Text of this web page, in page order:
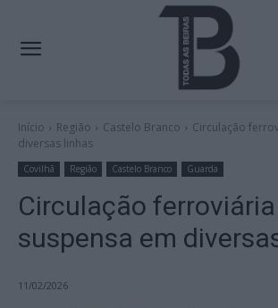
Início Região Castelo Branco
Circulação
diversas linhas
Covilhã Região Castelo Branco Guarda
Circulação ferroviária
suspensa em
11/02/2026